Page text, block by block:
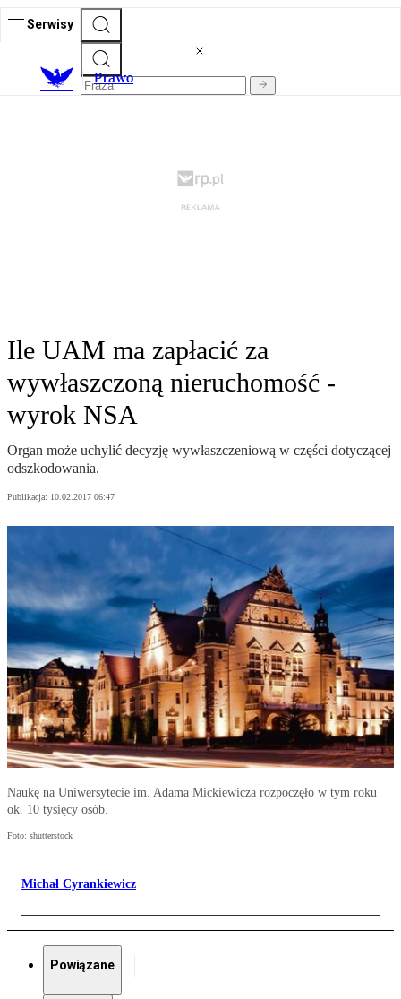
Serwisy
Prawo
Ile UAM ma zapłacić za
wywłaszczoną nieruchomość -
wyrok NSA
Organ może uchylić decyzję wywłaszczeniową w części dotyczącej
odszkodowania.
Publikacja: 10.02.2017 06:47
Naukę na Uniwersytecie im. Adama Mickiewicza rozpoczęło w tym roku
ok. 10 tysięcy osób.
Foto: shutterstock
Michał Cyrankiewicz
Powiązane